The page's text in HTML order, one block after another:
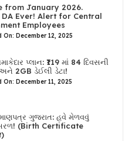
from January 2026.
DA Ever! Alert for Central
Employees
On: December 12, 2025
પ્લાન: ₹119 માં 84 દિવસની
અને 2GB ડેઈલી ડેટા!
On: December 11, 2025
ગુજરાત: હવે મેળવવું
(Birth Certificate